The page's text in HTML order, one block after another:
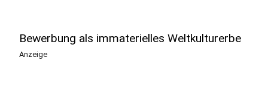
Bewerbung als immaterielles Weltkulturerbe
Anzeige